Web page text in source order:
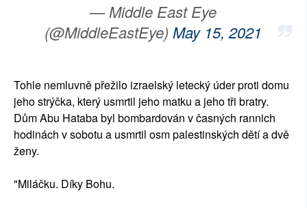
— Middle East Eye
(@MiddleEastEye) May 15, 2021
Tohle nemluvně přežilo izraelský letecký úder proti domu
jeho strýčka, který usmrtil jeho matku a jeho tři bratry.
Dům Abu Hataba byl bombardován v časných rannich
hodinách v sobotu a usmrtil osm palestinských dětí a dvě
ženy.
"Miláčku. Díky Bohu.